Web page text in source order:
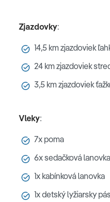
Zjazdovky:
14,5 km zjazdoviek
24 km zjazdoviek
3,5 km zjazdoviek
Vleky:
7x poma
6x sedačková lanovka
1x kabínková lanovka
1x detský lyžiarsky pás